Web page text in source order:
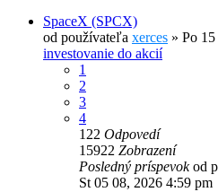
SpaceX (SPCX)
od používateľa xerces » Po
investovanie do akcií
1
2
3
4
122 Odpovedí
15922 Zobrazení
Posledný príspevokod
St 05 08, 2026 4:59 pm